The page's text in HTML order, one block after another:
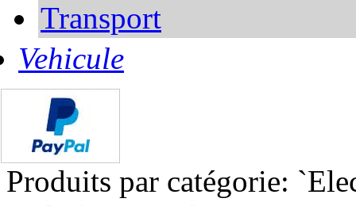
Transport
Vehicule
Produits par catégorie: